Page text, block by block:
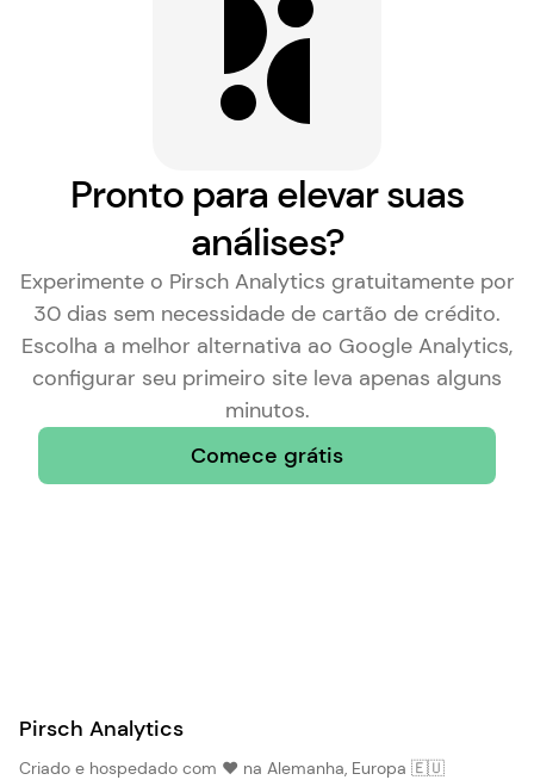
Pronto para elevar suas
análises?
Experimente o Pirsch Analytics gratuitamente por
30 dias sem necessidade de cartão de crédito.
Escolha a melhor alternativa ao Google Analytics,
configurar seu primeiro site leva apenas alguns
minutos.
Comece grátis
Pirsch Analytics
Criado e hospedado com ❤️ na Alemanha, Europa 🇪🇺